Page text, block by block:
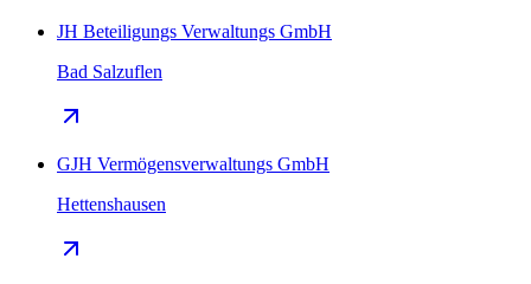
JH Beteiligungs Verwaltungs GmbH
Bad Salzuflen
GJH Vermögensverwaltungs GmbH
Hettenshausen